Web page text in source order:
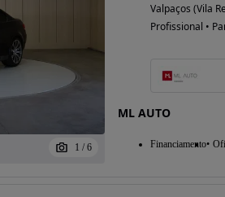
1 / 6
Valpaços (Vila
Profissional •
ML AUTO
Financiamento